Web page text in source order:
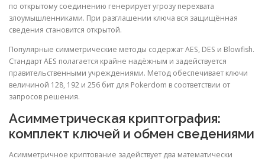
по открытому соединению генерирует угрозу перехвата
злоумышленниками. При разглашении ключа вся защищённая
сведения становится открытой.
Популярные симметрические методы содержат AES, DES и Blowfish.
Стандарт AES полагается крайне надёжным и задействуется
правительственными учреждениями. Метод обеспечивает ключи
величиной 128, 192 и 256 бит для Pokerdom в соответствии от
запросов решения.
Асимметрическая криптография:
комплект ключей и обмен сведениями
Асимметричное криптование задействует два математически